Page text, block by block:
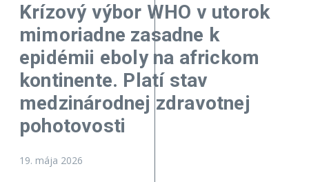
Krízový výbor WHO v utorok
mimoriadne zasadne k
epidémii eboly na africkom
kontinente. Platí stav
medzinárodnej zdravotnej
pohotovosti
19. mája 2026